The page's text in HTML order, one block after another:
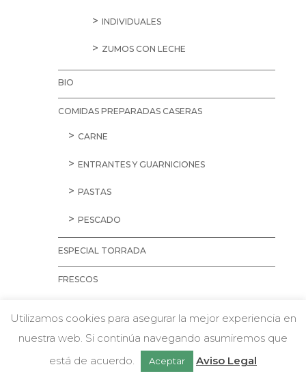
INDIVIDUALES
ZUMOS CON LECHE
BIO
COMIDAS PREPARADAS CASERAS
CARNE
ENTRANTES Y GUARNICIONES
PASTAS
PESCADO
ESPECIAL TORRADA
FRESCOS
CARNE PICADA
w Chatea con nosotros
Utilizamos cookies para asegurar la mejor experiencia en
nuestra web. Si continúa navegando asumiremos que
está de acuerdo.
Aceptar Aviso Legal